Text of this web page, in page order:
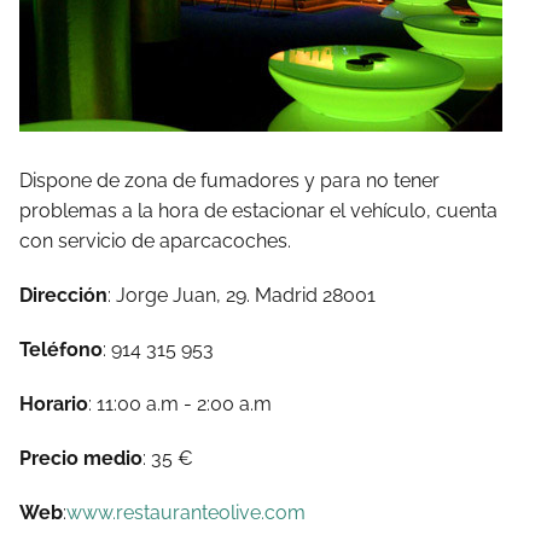
Dispone de zona de fumadores y para no tener
problemas a la hora de estacionar el vehículo, cuenta
con servicio de aparcacoches.
Dirección: Jorge Juan, 29. Madrid 28001
Teléfono: 914 315 953
Horario: 11:00 a.m - 2:00 a.m
Precio medio: 35 €
Web:www.restauranteolive.com